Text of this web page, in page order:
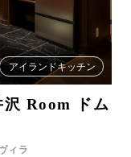
アイランドキッチン
沢 Room ドム
ィラ